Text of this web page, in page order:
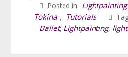
Posted in Lightpainting
Tokina , Tutorials
Ballet, Lightpainting,